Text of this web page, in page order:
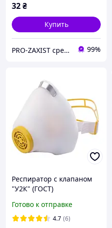
32₴
Купить
PRO-ZAXIST средства защиты для профессионалов. 99%
Респиратор с клапаном
"У2К" (ГОСТ)
Готово к отправке
4.7 (6)